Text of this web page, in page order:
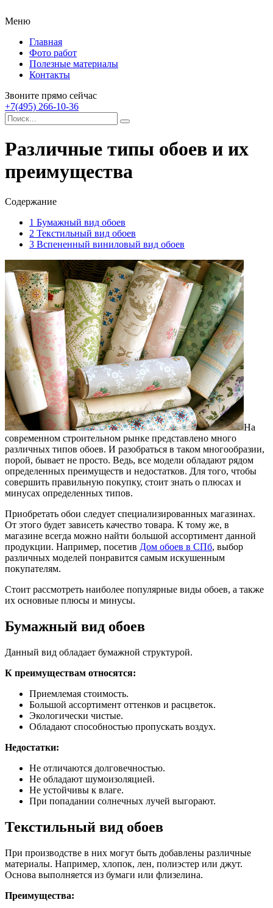
Меню
Главная
Фото работ
Полезные материалы
Контакты
Звоните прямо сейчас
+7(495) 266-10-36
Различные типы обоев и их
преимущества
Содержание
1 Бумажный вид обоев
2 Текстильный вид обоев
3 Вспененный виниловый вид обоев
На
современном строительном рынке представлено много
различных типов обоев. И разобраться в таком многообразии,
порой, бывает не просто. Ведь, все модели обладают рядом
определенных преимуществ и недостатков. Для того, чтобы
совершить правильную покупку, стоит знать о плюсах и
минусах определенных типов.
Приобретать обои следует специализированных магазинах.
От этого будет зависеть качество товара. К тому же, в
магазине всегда можно найти большой ассортимент данной
продукции. Например, посетив Дом обоев в СПб, выбор
различных моделей понравится самым искушенным
покупателям.
Стоит рассмотреть наиболее популярные виды обоев, а также
их основные плюсы и минусы.
Бумажный вид обоев
Данный вид обладает бумажной структурой.
К преимуществам относятся:
Приемлемая стоимость.
Большой ассортимент оттенков и расцветок.
Экологически чистые.
Обладают способностью пропускать воздух.
Недостатки:
Не отличаются долговечностью.
Не обладают шумоизоляцией.
Не устойчивы к влаге.
При попадании солнечных лучей выгорают.
Текстильный вид обоев
При производстве в них могут быть добавлены различные
материалы. Например, хлопок, лен, полиэстер или джут.
Основа выполняется из бумаги или флизелина.
Преимущества: